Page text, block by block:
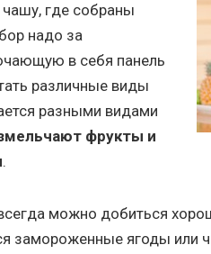
где собраны
надо за
в себя панель
различные виды
разными видами
фрукты и
.
можно добиться
замороженные ягоды или